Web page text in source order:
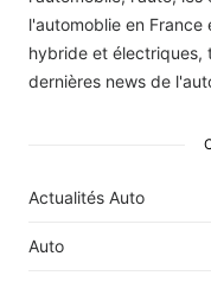
l'automoblie en France
hybride et électriques,
dernières news de
Actualités Auto
Auto